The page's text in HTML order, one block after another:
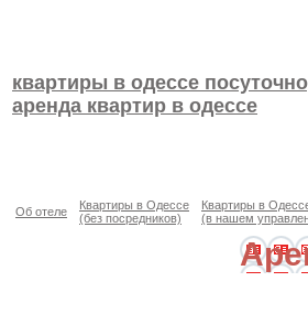
квартиры в одессе
аренда квартир в одессе
Об отеле
Квартиры в Одессе
(без посредников)
Квартиры в
(в нашем